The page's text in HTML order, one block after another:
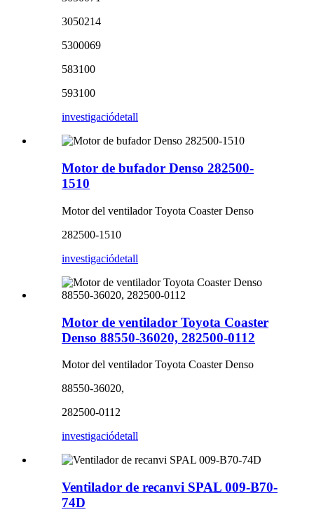
3050214
5300069
583100
593100
investigaciódetall
Motor de bufador Denso 282500-
1510
Motor del ventilador Toyota Coaster Denso
282500-1510
investigaciódetall
Motor de ventilador Toyota Coaster
Denso 88550-36020, 282500-0112
Motor del ventilador Toyota Coaster Denso
88550-36020,
282500-0112
investigaciódetall
Ventilador de recanvi SPAL 009-B70-
74D